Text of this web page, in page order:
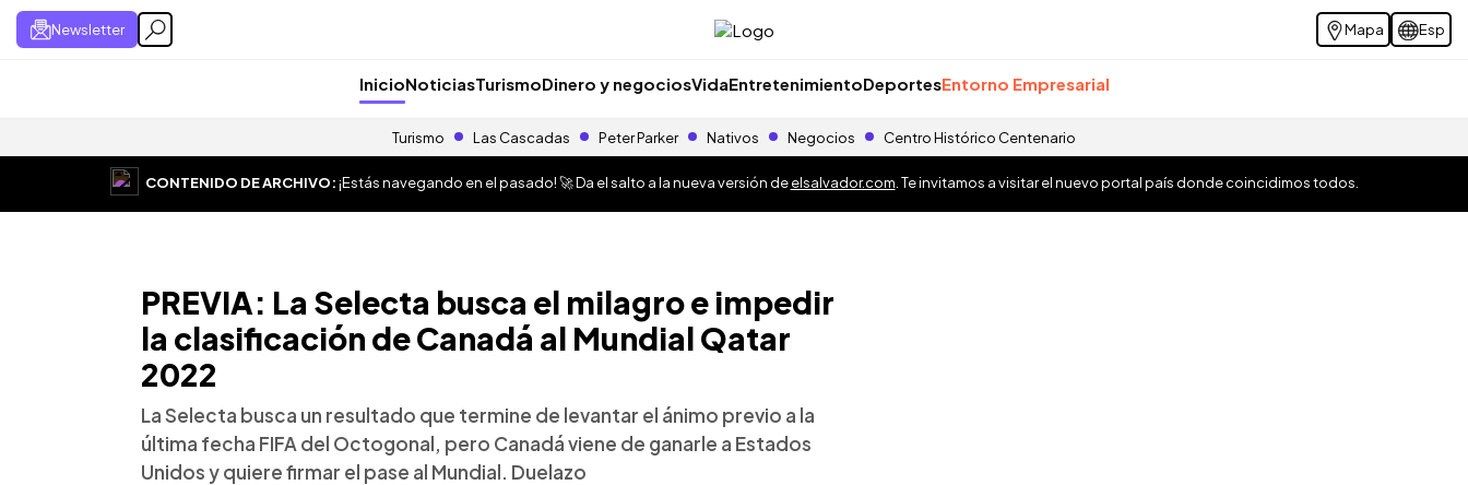
Newsletter Mapa Esp
InicioNoticiasTurismoDinero y negociosVidaEntretenimientoDeportesEntorno Empresarial
Turismo Las Cascadas Peter Parker Nativos Negocios Centro Histórico Centenario
CONTENIDO DE ARCHIVO:¡Estás navegando en el pasado! 🚀 Da el salto a la nueva versión deelsalvador.com . Te invitamos a visitar el nuevo portal país donde coincidimos todos.
PREVIA: La Selecta busca el milagro e impedir
la clasificación de Canadá al Mundial Qatar
2022
La Selecta busca un resultado que termine de levantar el ánimo previo a la
última fecha FIFA del Octogonal, pero Canadá viene de ganarle a Estados
Unidos y quiere firmar el pase al Mundial. Duelazo